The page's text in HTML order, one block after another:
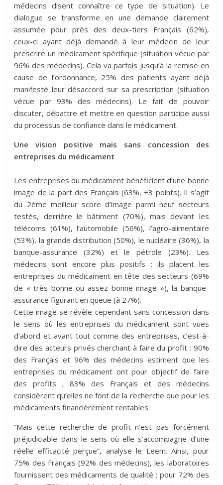
médecins disent connaître ce type de situation). Le
dialogue se transforme en une demande clairement
assumée pour près des deux-tiers Français (62%),
ceux-ci ayant déjà demandé à leur médecin de leur
prescrire un médicament spécifique (situation vécue par
96% des médecins). Cela va parfois jusqu’à la remise en
cause de l’ordonnance, 25% des patients ayant déjà
manifesté leur désaccord sur sa prescription (situation
vécue par 93% des médecins). Le fait de pouvoir
discuter, débattre et mettre en question participe aussi
du processus de confiance dans le médicament.
Une vision positive mais sans concession des
entreprises du médicament
Les entreprises du médicament bénéficient d’une bonne
image de la part des Français (63%, +3 points). Il s’agit
du 2ème meilleur score d’image parmi neuf secteurs
testés, derrière le bâtiment (70%), mais devant les
télécoms (61%), l’automobile (56%), l’agro-alimentaire
(53%), la grande distribution (50%), le nucléaire (36%), la
banque-assurance (32%) et le pétrole (23%). Les
médecins sont encore plus positifs : ils placent les
entreprises du médicament en tête des secteurs (69%
de « très bonne ou assez bonne image »), la banque-
assurance figurant en queue (à 27%).
Cette image se révèle cependant sans concession dans
le sens où les entreprises du médicament sont vues
d’abord et avant tout comme des entreprises, c’est-à-
dire des acteurs privés cherchant à faire du profit : 90%
des Français et 96% des médecins estiment que les
entreprises du médicament ont pour objectif de faire
des profits ; 83% des Français et des médecins
considèrent qu’elles ne font de la recherche que pour les
médicaments financièrement rentables.
“Mais cette recherche de profit n’est pas forcément
préjudiciable dans le sens où elle s’accompagne d’une
réelle efficacité perçue”, analyse le Leem. Ainsi, pour
75% des Français (92% des médecins), les laboratoires
fournissent des médicaments de qualité ; pour 72% des